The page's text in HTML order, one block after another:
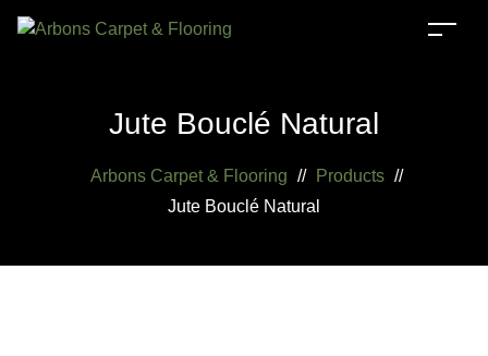
Jute Bouclé Natural
Arbons Carpet & Flooring // Products //
Jute Bouclé Natural